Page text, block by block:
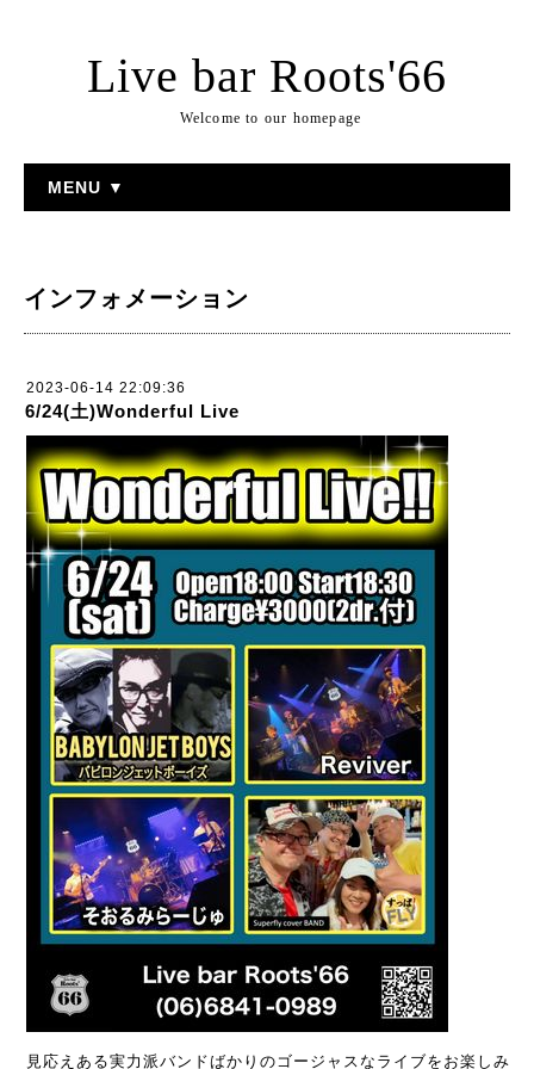
Live bar Roots'66
Welcome to our homepage
MENU ▼
インフォメーション
2023-06-14 22:09:36
6/24(土)Wonderful Live
見応えある実力派バンドばかりのゴージャスなライブをお楽しみ